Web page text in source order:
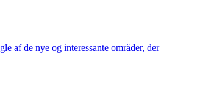
af de nye og interessante områder, der